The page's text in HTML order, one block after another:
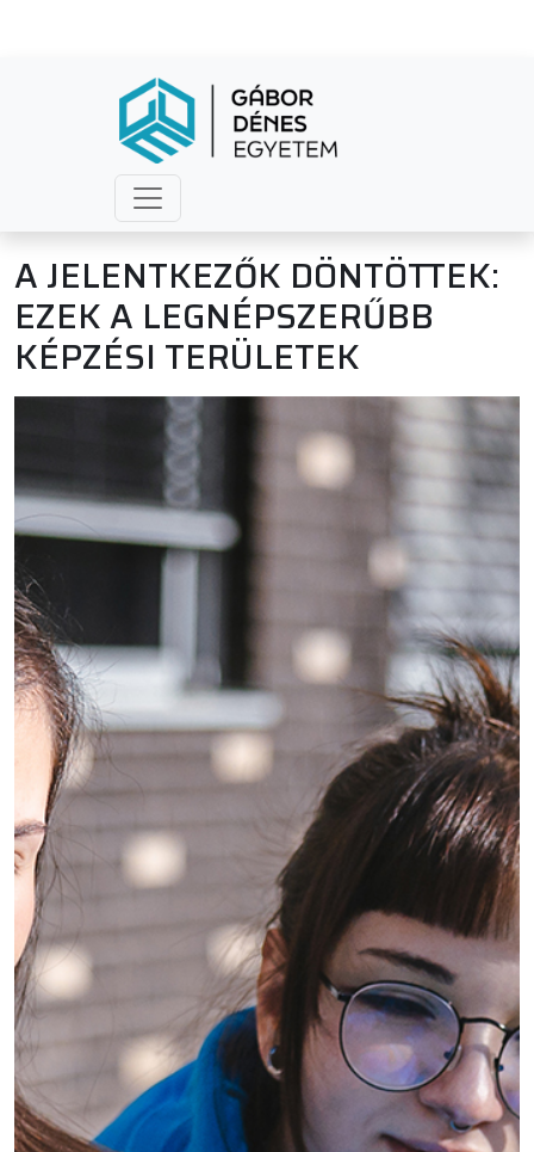
A JELENTKEZŐK DÖNTÖTTEK:
EZEK A LEGNÉPSZERŰBB
KÉPZÉSI TERÜLETEK